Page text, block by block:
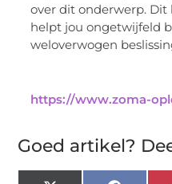
over dit onderwerp.
helpt jou ongetwijfeld
weloverwogen
https://www.zoma-
Goed artikel?